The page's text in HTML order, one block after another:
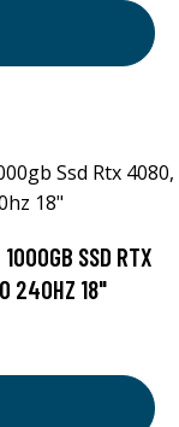
SSD RTX
240HZ 18"